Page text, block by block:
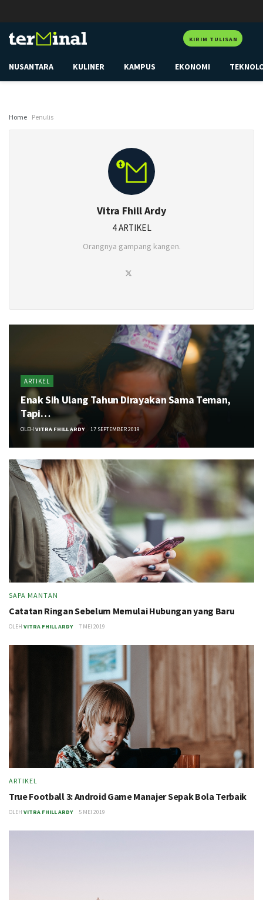
KIRIM TULISAN
NUSANTARA KULINER KAMPUS EKONOMI
Home Penulis
Vitra Fhill Ardy
4 ARTIKEL
Orangnya gampang kangen.
ARTIKEL
Enak Sih Ulang Tahun Dirayakan Sama Teman,
Tapi…
OLEH VITRA FHILL ARDY 17 SEPTEMBER 2019
SAPA MANTAN
Catatan Ringan Sebelum Memulai Hubungan yang Baru
OLEH VITRA FHILL ARDY 7 MEI 2019
ARTIKEL
True Football 3: Android Game Manajer Sepak Bola Terbaik
OLEH VITRA FHILL ARDY 5 MEI 2019